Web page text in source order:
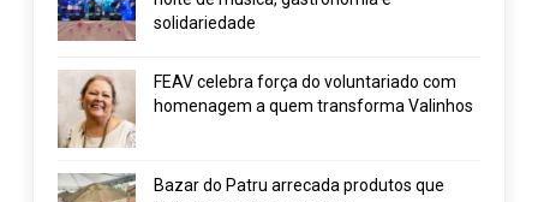
solidariedade
FEAV celebra força do voluntariado com
homenagem a quem transforma Valinhos
Bazar do Patru arrecada produtos que